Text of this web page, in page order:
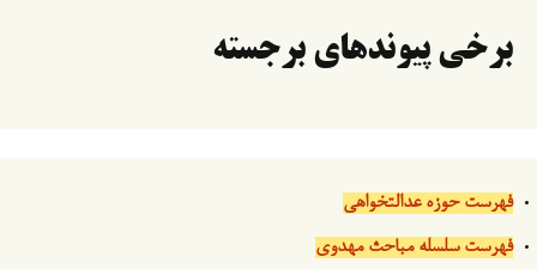
برخی پیوندهای برجسته
فهرست حوزه عدالتخواهی
فهرست سلسله مباحث مهدوی